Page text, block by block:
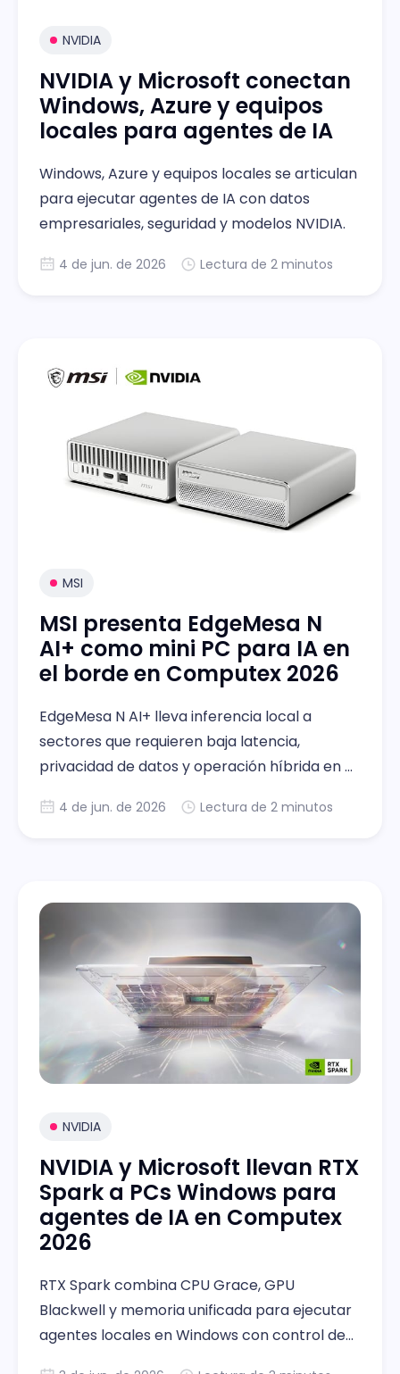
NVIDIA
NVIDIA y Microsoft conectan
Windows, Azure y equipos
locales para agentes de IA
Windows, Azure y equipos locales se articulan
para ejecutar agentes de IA con datos
empresariales, seguridad y modelos NVIDIA.
4 de jun. de 2026 Lectura de 2 minutos
MSI
MSI presenta EdgeMesa N
AI+ como mini PC para IA en
el borde en Computex 2026
EdgeMesa N AI+ lleva inferencia local a
sectores que requieren baja latencia,
privacidad de datos y operación híbrida en el
4 de jun. de 2026 Lectura de 2 minutos
NVIDIA
NVIDIA y Microsoft llevan RTX
Spark a PCs Windows para
agentes de IA en Computex
2026
RTX Spark combina CPU Grace, GPU
Blackwell y memoria unificada para ejecutar
agentes locales en Windows con control de